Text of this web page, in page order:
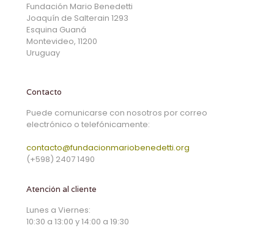
Fundación Mario Benedetti
Joaquín de Salterain 1293
Esquina Guaná
Montevideo, 11200
Uruguay
Contacto
Puede comunicarse con nosotros por correo
electrónico o telefónicamente:
contacto@fundacionmariobenedetti.org
(+598) 2407 1490
Atención al cliente
Lunes a Viernes:
10:30 a 13:00 y 14:00 a 19:30